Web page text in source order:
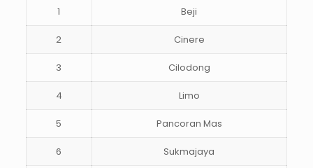
1 Beji
2 Cinere
3 Cilodong
4 Limo
5 Pancoran Mas
6 Sukmajaya